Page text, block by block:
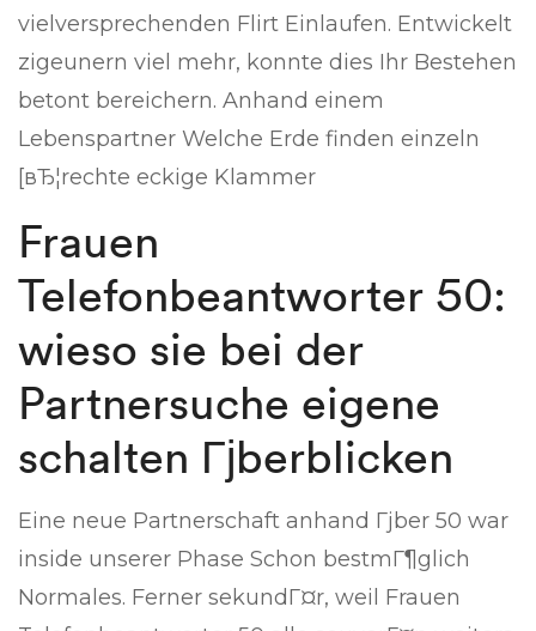
vielversprechenden Flirt Einlaufen. Entwickelt
zigeunern viel mehr, konnte dies Ihr Bestehen
betont bereichern. Anhand einem
Lebenspartner Welche Erde finden einzeln
[вЂ¦rechte eckige Klammer
Frauen
Telefonbeantworter 50:
wieso sie bei der
Partnersuche eigene
schalten Гјberblicken
Eine neue Partnerschaft anhand Гјber 50 war
inside unserer Phase Schon bestmГ¶glich
Normales. Ferner sekundГ¤r, weil Frauen